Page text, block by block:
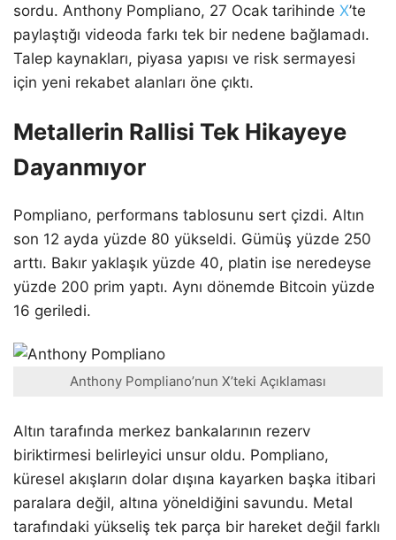
sordu. Anthony Pompliano, 27 Ocak tarihinde X’te
paylaştığı videoda farkı tek bir nedene bağlamadı.
Talep kaynakları, piyasa yapısı ve risk sermayesi
için yeni rekabet alanları öne çıktı.
Metallerin Rallisi Tek Hikayeye
Dayanmıyor
Pompliano, performans tablosunu sert çizdi. Altın
son 12 ayda yüzde 80 yükseldi. Gümüş yüzde 250
arttı. Bakır yaklaşık yüzde 40, platin ise neredeyse
yüzde 200 prim yaptı. Aynı dönemde Bitcoin yüzde
16 geriledi.
Anthony Pompliano’nun X’teki Açıklaması
Altın tarafında merkez bankalarının rezerv
biriktirmesi belirleyici unsur oldu. Pompliano,
küresel akışların dolar dışına kayarken başka itibari
paralara değil, altına yöneldiğini savundu. Metal
tarafındaki yükseliş tek parça bir hareket değil farklı